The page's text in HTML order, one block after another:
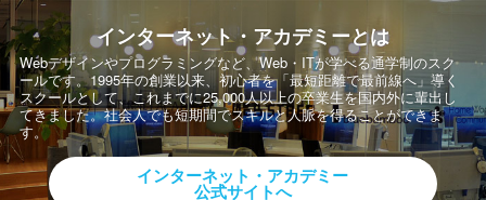
インターネット・アカデミーとは
Webデザインやプログラミングなど、Web・ITが学べる通学制のスク
ールです。1995年の創業以来、初心者を「最短距離で最前線へ」導く
スクールとして、これまでに25,000人以上の卒業生を国内外に輩出し
てきました。社会人でも短期間でスキルと人脈を得ることができま
す。
インターネット・アカデミー
公式サイトへ